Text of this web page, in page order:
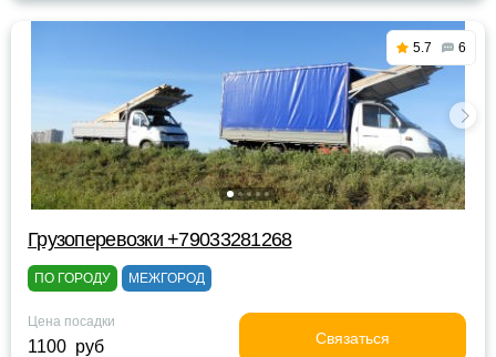
5.7 6
Грузоперевозки +79033281268
ПО ГОРОДУ МЕЖГОРОД
Цена посадки
1100 руб Связаться